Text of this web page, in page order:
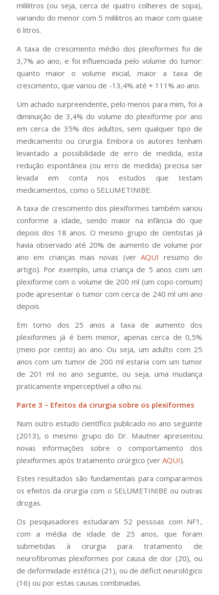
mililitros (ou seja, cerca de quatro colheres de sopa),
variando do menor com 5 mililitros ao maior com quase
6 litros.
A taxa de crescimento médio dos plexiformes foi de
3,7% ao ano, e foi influenciada pelo volume do tumor:
quanto maior o volume inicial, maior a taxa de
crescimento, que variou de -13,4% até + 111% ao ano.
Um achado surpreendente, pelo menos para mim, foi a
diminuição de 3,4% do volume do plexiforme por ano
em cerca de 35% dos adultos, sem qualquer tipo de
medicamento ou cirurgia. Embora os autores tenham
levantado a possibilidade de erro de medida, esta
redução espontânea (ou erro de medida) precisa ser
levada em conta nos estudos que testam
medicamentos, como o SELUMETINIBE.
A taxa de crescimento dos plexiformes também variou
conforme a idade, sendo maior na infância do que
depois dos 18 anos. O mesmo grupo de cientistas já
havia observado até 20% de aumento de volume por
ano em crianças mais novas (verAQUI resumo do
artigo). Por exemplo, uma criança de 5 anos com um
plexiforme com o volume de 200 ml (um copo comum)
pode apresentar o tumor com cerca de 240 ml um ano
depois.
Em torno dos 25 anos a taxa de aumento dos
plexiformes já é bem menor, apenas cerca de 0,5%
(meio por cento) ao ano. Ou seja, um adulto com 25
anos com um tumor de 200 ml estaria com um tumor
de 201 ml no ano seguinte, ou seja, uma mudança
praticamente imperceptível a olho nu.
Parte 3 – Efeitos da cirurgia sobre os plexiformes
Num outro estudo científico publicado no ano seguinte
(2013), o mesmo grupo do Dr. Mautner apresentou
novas informações sobre o comportamento dos
plexiformes após tratamento cirúrgico (ver AQUI).
Estes resultados são fundamentais para compararmos
os efeitos da cirurgia com o SELUMETINIBE ou outras
drogas.
Os pesquisadores estudaram 52 pessoas com NF1,
com a média de idade de 25 anos, que foram
submetidas à cirurgia para tratamento de
neurofibromas plexiformes por causa de dor (20), ou
de deformidade estética (21), ou de déficit neurológico
(16) ou por estas causas combinadas.